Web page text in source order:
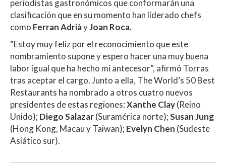
periodistas gastronómicos que conformarán una
clasificación que en su momento han liderado chefs
como Ferran AdriàyJoan Roca.
“Estoy muy feliz por el reconocimiento que este
nombramiento supone y espero hacer una muy buena
labor igual que ha hecho mi antecesor”, afirmó Torras
tras aceptar el cargo. Junto a ella, The World’s 50 Best
Restaurants ha nombrado a otros cuatro nuevos
presidentes de estas regiones:Xanthe Clay(Reino
Unido); Diego Salazar(Suramérica norte);Susan Jung
(Hong Kong, Macau y Taiwan); Evelyn Chen (Sudeste
Asiático sur).